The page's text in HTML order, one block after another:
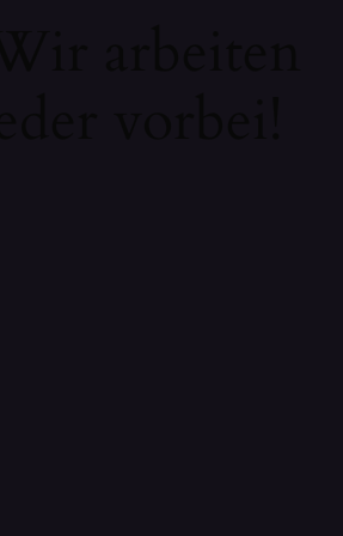
arbeiten
vorbei!